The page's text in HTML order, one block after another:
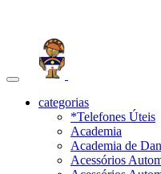
Toggle
navigationcategorias
*Telefones Úteis
Academia
Academia de
Acessórios